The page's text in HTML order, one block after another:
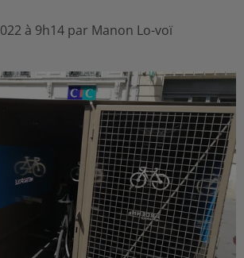
à 9h14 par Manon Lo-voï